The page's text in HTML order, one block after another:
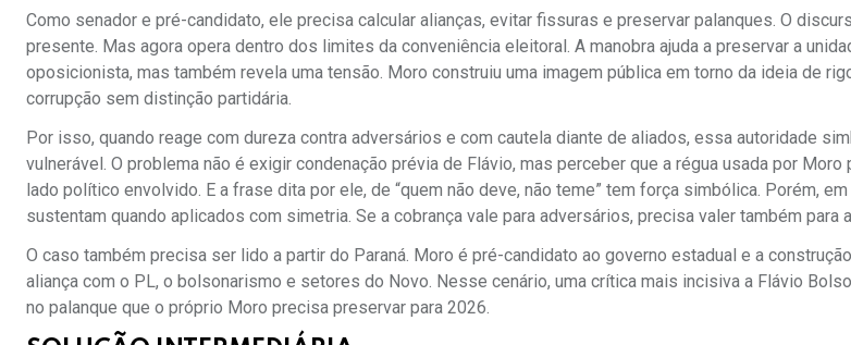
Como senador e pré-candidato, ele precisa calcular alianças, evitar fissuras e preservar palanques. O
presente. Mas agora opera dentro dos limites da conveniência eleitoral. A manobra ajuda a preservar a
oposicionista, mas também revela uma tensão. Moro construiu uma imagem pública em torno da ideia de
corrupção sem distinção partidária.
Por isso, quando reage com dureza contra adversários e com cautela diante de aliados, essa autoridade
vulnerável. O problema não é exigir condenação prévia de Flávio, mas perceber que a régua usada por Moro
lado político envolvido. E a frase dita por ele, de “quem não deve, não teme” tem força simbólica. Porém,
sustentam quando aplicados com simetria. Se a cobrança vale para adversários, precisa valer também para
O caso também precisa ser lido a partir do Paraná. Moro é pré-candidato ao governo estadual e a
aliança com o PL, o bolsonarismo e setores do Novo. Nesse cenário, uma crítica mais incisiva a Flávio
no palanque que o próprio Moro precisa preservar para 2026.